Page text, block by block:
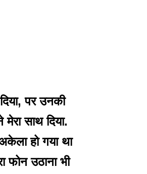
पर उनकी
साथ दिया.
हो गया था
फोन उठाना भी